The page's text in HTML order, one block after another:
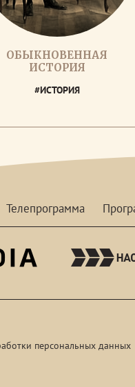
ОБЫКНОВЕННАЯ
ИСТОРИЯ
#ИСТОРИЯ
Телепрограмма
персональных данных